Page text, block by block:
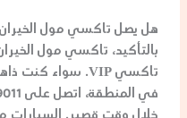
هل يصل تاكسي مول الخيران
بالتأكيد، تاكسي مول
تاكسي VIP
. سواء كنت
في المنطقة، اتصل على